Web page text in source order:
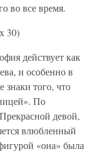
во все время.
30)
действует как
и особенно в
знаки того, что
По
девой,
влюбленный
«она» была